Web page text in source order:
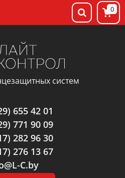
систем
655 42 01
771 90 09
282 96 30
276 13 67
C.by
0